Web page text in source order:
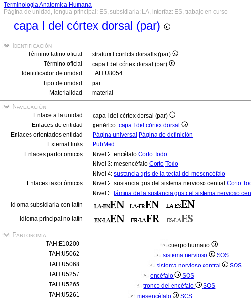
Terminologia Anatomica Humana
Página de unidad, lengua principal: ES, subsidiaria: LA, interfaz: ES, trabajo en curso
capa I del córtex dorsal (par)
Identificación
Término latino oficial
stratum I corticis dorsalis (par)
Término oficial
capa I del córtex dorsal (par)
Identificador de unidad
TAH:U8054
Tipo de unidad
par
Materialidad
material
Navegación
Enlace a la unidad
capa I del córtex dorsal (par)
Enlaces de entidad
genérico: capa I del córtex dorsal
Enlaces orientados entidad
Página universal Página de definición
External links
PubMed
Enlaces partonomicos
Nivel 2: encéfalo Corto Todo
Nivel 3: mesencéfalo Corto Todo
Nivel 4: sustancia gris de la tectal del mesencéfalo
Enlaces taxonómicos
Nivel 2: sustancia gris del sistema nervioso central Corto
Nivel 3: lámina de la sustancia gris del sistema nervioso
Idioma subsidiaria con latín
Idioma principal no latín
Partonomia
TAH:E10200
cuerpo humano
TAH:U5062
sistema nervioso
SOS
TAH:U5068
sistema nervioso central
SOS
TAH:U5257
encéfalo
SOS
TAH:U5265
tronco del encéfalo
SOS
TAH:U5261
mesencéfalo
SOS